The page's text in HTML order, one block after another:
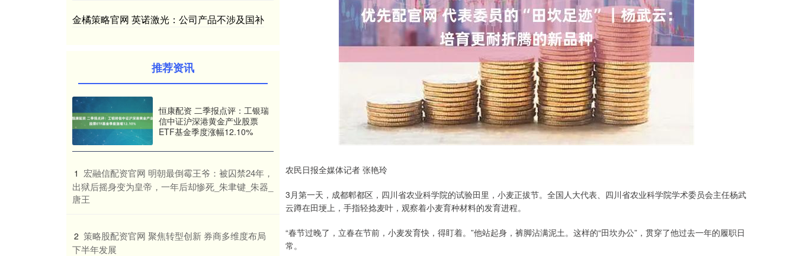
农民日报全媒体记者 张艳玲
3月第一天，成都郫都区，四川省农业科学院的试验田里，小麦正拔节。全国人大代表、四川省农业科学院学术委员会主任杨武
云蹲在田埂上，手指轻捻麦叶，观察着小麦育种材料的发育进程。
“春节过晚了，立春在节前，小麦发育快，得盯着。”他站起身，裤脚沾满泥土。这样的“田坎办公”，贯穿了他过去一年的履职日
常。
金橘策略官网 英诺激光：公司产品不涉及国补
推荐资讯
恒康配资 二季报点评：工银瑞
信中证沪深港黄金产业股票
ETF基金季度涨幅12.10%
1 ​宏融信配资官网 明朝最倒霉王爷：被囚禁24年，
出狱后摇身变为皇帝，一年后却惨死_朱聿键_朱器_
唐王
2 ​策略股配资官网 聚焦转型创新 券商多维度布局
下半年发展